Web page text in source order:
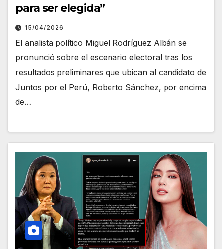
para ser elegida”
15/04/2026
El analista político Miguel Rodríguez Albán se
pronunció sobre el escenario electoral tras los
resultados preliminares que ubican al candidato de
Juntos por el Perú, Roberto Sánchez, por encima
de…